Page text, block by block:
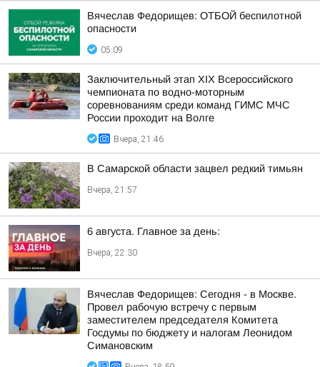
Вячеслав Федорищев: ОТБОЙ беспилотной
опасности
05:09
Заключительный этап XIХ Всероссийского
чемпионата по водно-моторным
соревнованиям среди команд ГИМС МЧС
России проходит на Волге
Вчера, 21:46
В Самарской области зацвел редкий тимьян
Вчера, 21:57
6 августа. Главное за день:
Вчера, 22:30
Вячеслав Федорищев: Сегодня - в Москве.
Провел рабочую встречу с первым
заместителем председателя Комитета
Госдумы по бюджету и налогам Леонидом
Симановским